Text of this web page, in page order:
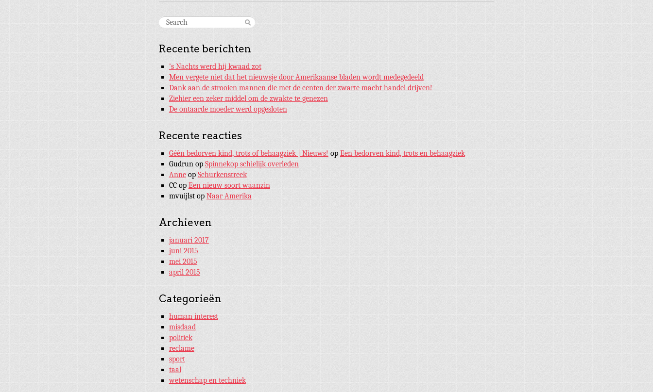
Recente berichten
’s Nachts werd hij kwaad zot
Men vergete niet dat het nieuwsje door Amerikaanse bladen wordt medegedeeld
Dank aan de strooien mannen die met de centen der zwarte macht handel drijven!
Ziehier een zeker middel om de zwakte te genezen
De ontaarde moeder werd opgesloten
Recente reacties
Géén bedorven kind, trots of behaagziek | Nieuws! op Een bedorven kind, trots en behaagziek
Gudrunop Spinnekop schielijk overleden
Anneop Schurkenstreek
CCop Een nieuw soort waanzin
mvuijlstop Naar Amerika
Archieven
januari 2017
juni 2015
mei 2015
april 2015
Categorieën
human interest
misdaad
politiek
reclame
sport
taal
wetenschap en techniek